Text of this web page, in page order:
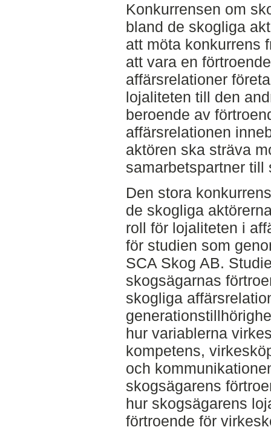
Konkurrensen om
bland de skogliga
att möta konkurrens
att vara en
affärsrelationer
lojaliteten till den
beroende av
affärsrelationen
aktören ska sträva
samarbetspartner till
Den stora
de skogliga
roll för lojaliteten i
för studien som
SCA Skog AB.
skogsägarnas
skogliga
hur variablerna
kompetens,
och
skogsägarens
hur skogsägarens
förtroende för